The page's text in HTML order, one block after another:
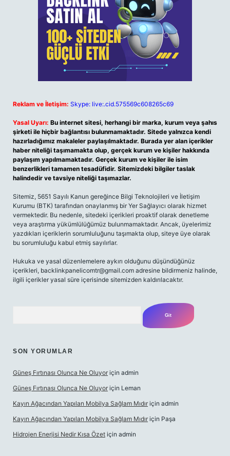
Reklam ve İletişim: Skype: live:.cid.575569c608265c69
Yasal Uyarı: Bu internet sitesi, herhangi bir marka, kurum veya şahıs
şirketi ile hiçbir bağlantısı bulunmamaktadır. Sitede yalnızca kendi
hazırladığımız makaleler paylaşılmaktadır. Burada yer alan içerikler
haber niteliği taşımamakta olup, gerçek kurum ve kişiler hakkında
paylaşım yapılmamaktadır. Gerçek kurum ve kişiler ile isim
benzerlikleri tamamen tesadüfidir. Sitemizdeki bilgiler taslak
halindedir ve tavsiye niteliği taşımazlar.
Sitemiz, 5651 Sayılı Kanun gereğince Bilgi Teknolojileri ve İletişim
Kurumu (BTK) tarafından onaylanmış bir Yer Sağlayıcı olarak hizmet
vermektedir. Bu nedenle, sitedeki içerikleri proaktif olarak denetleme
veya araştırma yükümlülüğümüz bulunmamaktadır. Ancak, üyelerimiz
yazdıkları içeriklerin sorumluluğunu taşımakta olup, siteye üye olarak
bu sorumluluğu kabul etmiş sayılırlar.
Hukuka ve yasal düzenlemelere aykırı olduğunu düşündüğünüz
içerikleri, backlinkpanelicomtr@gmail.com adresine bildirmeniz halinde,
ilgili içerikler yasal süre içerisinde sitemizden kaldırılacaktır.
SON YORUMLAR
Güneş Fırtınası Olunca Ne Oluyor için admin
Güneş Fırtınası Olunca Ne Oluyor için Leman
Kayın Ağacından Yapılan Mobilya Sağlam Mıdır için admin
Kayın Ağacından Yapılan Mobilya Sağlam Mıdır için Paşa
Hidrojen Enerjisi Nedir Kısa Özet için admin